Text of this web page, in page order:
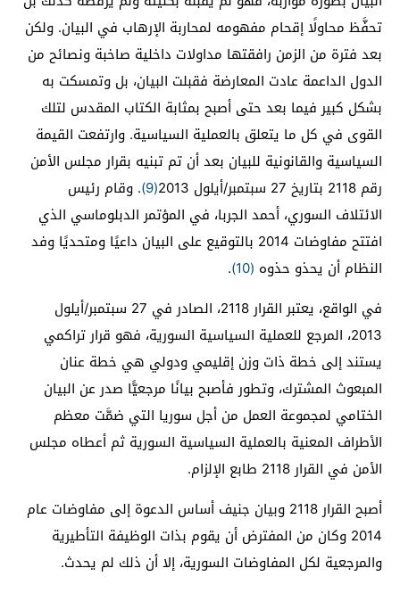
تحفَّظ محاولًا إقحام مفهومه لمحاربة الإرهاب في البيان. ولكن
بعد فترة من الزمن رافقتها مداولات داخلية صاخبة ونصائح من
الدول الداعمة عادت المعارضة فقبلت البيان، بل وتمسكت به
بشكل كبير فيما بعد حتى أصبح بمثابة الكتاب المقدس لتلك
القوى في كل ما يتعلق بالعملية السياسية. وارتفعت القيمة
السياسية والقانونية للبيان بعد أن تم تبنيه بقرار مجلس الأمن
رقم 2118 بتاريخ 27 سبتمبر/أيلول 2013
(9) . وقام رئيس
الائتلاف السوري، أحمد الجربا، في المؤتمر الدبلوماسي الذي
افتتح مفاوضات 2014 بالتوقيع على البيان داعيًا ومتحديًا وفد
النظام أن يحذو حذوه (10)
.
في الواقع، يعتبر القرار 2118، الصادر في 27 سبتمبر/أيلول
2013، المرجع للعملية السياسية السورية، فهو قرار تراكمي
يستند إلى خطة ذات وزن إقليمي ودولي هي خطة عنان
المبعوث المشترك، وتطور فأصبح بيانًا مرجعيًّا صدر عن البيان
الختامي لمجموعة العمل من أجل سوريا التي ضمَّت معظم
الأطراف المعنية بالعملية السياسية السورية ثم أعطاه مجلس
الأمن في القرار 2118 طابع الإلزام.
أصبح القرار 2118 وبيان جنيف أساس الدعوة إلى مفاوضات عام
2014 وكان من المفترض أن يقوم بذات الوظيفة التأطيرية
والمرجعية لكل المفاوضات السورية، إلا أن ذلك لم يحدث.